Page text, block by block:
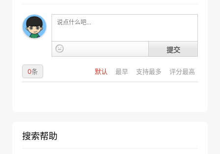
提交
默认 最早 支持最多 评分最高
0条
搜索帮助